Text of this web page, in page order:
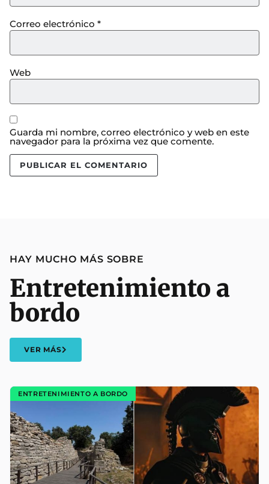
Correo electrónico *
Web
Guarda mi nombre, correo electrónico y web en este
navegador para la próxima vez que comente.
HAY MUCHO MÁS SOBRE
Entretenimiento a
bordo
VER MÁS
ENTRETENIMIENTO A BORDO